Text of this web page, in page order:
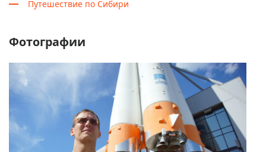
Путешествие по Сибири
Фотографии